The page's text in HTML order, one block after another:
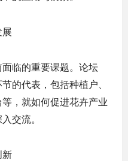
展
临的重要课题。论坛
的代表，包括种植户、
，就如何促进花卉产业
交流。
新